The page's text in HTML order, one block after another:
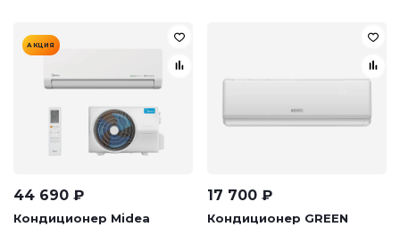
АКЦИЯ
44 690 ₽
Кондиционер Midea
17 700 ₽
Кондиционер GREEN